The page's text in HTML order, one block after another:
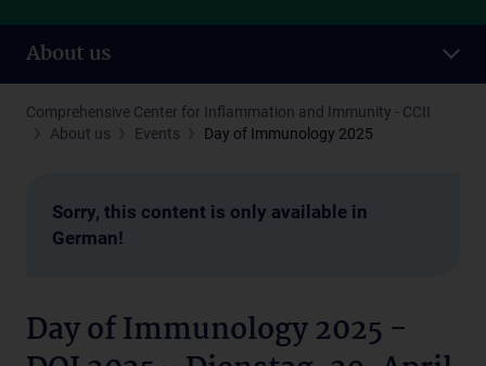
About us
Comprehensive Center for Inflammation and Immunity - CCII
About us
Events Day of Immunology 2025
Sorry, this content is only available in
German!
Day of Immunology 2025 -